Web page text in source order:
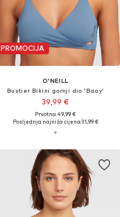
PROMOCIJA
O'NEILL
Bustier Bikini gornji dio 'Baay'
39,99 €
Prvotno: 49,99 €
Posljednja najniža cijena:31,99 €